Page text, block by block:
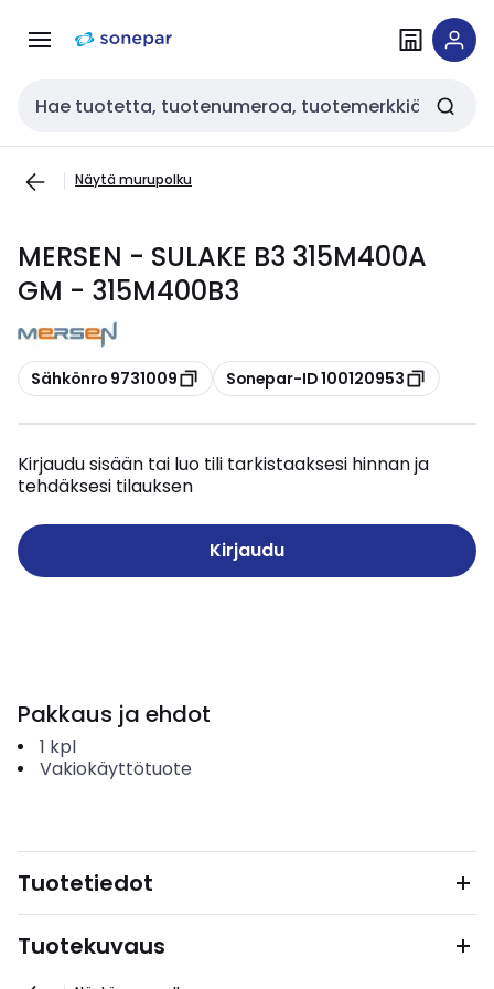
navigointiinsisältöön
Haku
Näytä murupolku
MERSEN - SULAKE B3 315M400A
GM - 315M400B3
Kopioi
Sähkönro 9731009 Kopioi
Sonepar-ID 100120953
Kirjaudu sisään tai luo tili tarkistaaksesi hinnan ja
tehdäksesi tilauksen
Kirjaudu
Pakkaus ja ehdot
1 kpl
Vakiokäyttötuote
Tuotetiedot
Tuotekuvaus